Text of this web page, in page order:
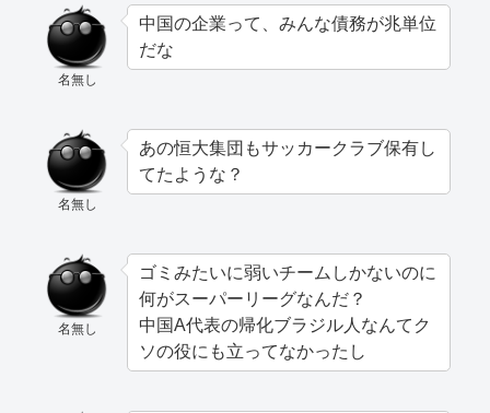
名無し
中国の企業って、みんな債務が兆単位
だな
名無し
あの恒大集団もサッカークラブ保有し
てたような？
名無し
ゴミみたいに弱いチームしかないのに
何がスーパーリーグなんだ？
中国A代表の帰化ブラジル人なんてク
ソの役にも立ってなかったし